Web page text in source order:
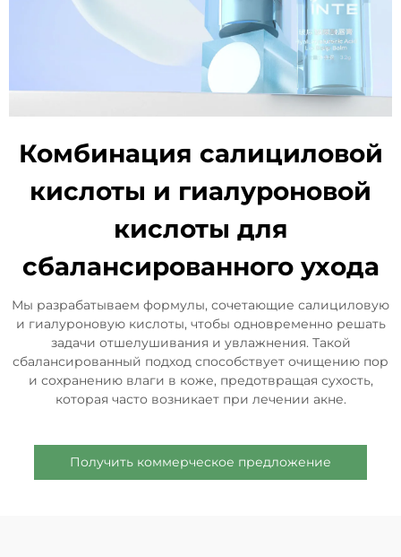
Комбинация салициловой
кислоты и гиалуроновой
кислоты для
сбалансированного ухода
Мы разрабатываем формулы, сочетающие салициловую
и гиалуроновую кислоты, чтобы одновременно решать
задачи отшелушивания и увлажнения. Такой
сбалансированный подход способствует очищению пор
и сохранению влаги в коже, предотвращая сухость,
которая часто возникает при лечении акне.
Получить коммерческое предложение